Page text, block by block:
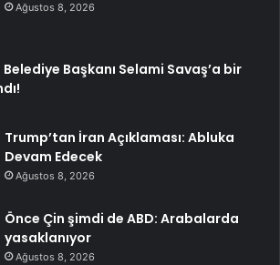
Ağustos 8, 2026
Belediye Başkanı Selami Savaş’a bir
Trump’tan İran Açıklaması: Abluka
Devam Edecek
Ağustos 8, 2026
Önce Çin şimdi de ABD: Arabalarda
yasaklanıyor
Ağustos 8, 2026